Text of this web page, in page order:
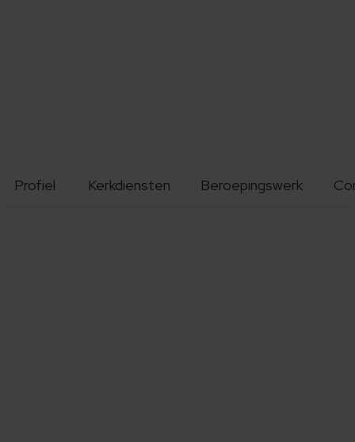
Profiel Kerkdiensten Beroepingswerk